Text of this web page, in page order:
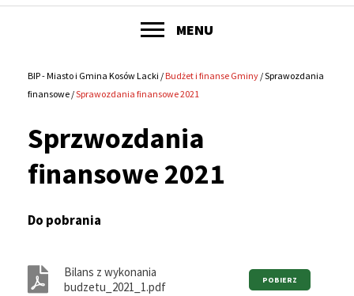
menu
serwisu
POKAŻ
MENU
Ścieżka
nawigacyjna
BIP - Miasto i Gmina Kosów Lacki Budżet i finanse Gminy Sprawozdania
finansowe Sprawozdania finansowe 2021
Sprzwozdania
finansowe 2021
Do pobrania
Bilans z wykonania
budzetu_2021_1.pdf